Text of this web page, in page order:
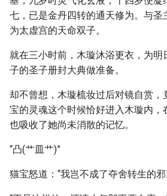
七，已是金丹四转的通天修为。与圣
为太虚宫的天命双子。
就在三小时前，木璇沐浴更衣，为明
子的圣子册封大典做准备。
却不曾想，木璇梳妆过后对镜自赏，
宝的灵魂这个时候恰好进入木璇内，
也吸收了她尚未消散的记忆。
“凸(艹皿艹)”
猫宝怒道：“我岂不成了夺舍转生的邪